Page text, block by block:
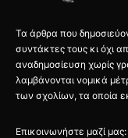
Τα άρθρα που
συντάκτες τους κι όχι
αναδημοσίευση χωρίς
λαμβάνονται νομικά
των σχολίων, τα οποία
Επικοινωνήστε μαζί μας: